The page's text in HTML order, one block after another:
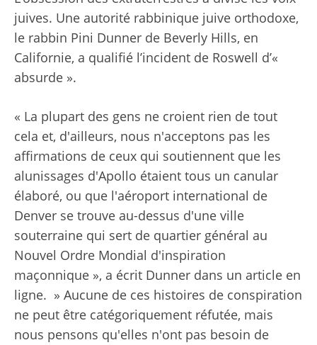
juives. Une autorité rabbinique juive orthodoxe,
le rabbin Pini Dunner de Beverly Hills, en
Californie, a qualifié l’incident de Roswell d’«
absurde ».
« La plupart des gens ne croient rien de tout
cela et, d'ailleurs, nous n'acceptons pas les
affirmations de ceux qui soutiennent que les
alunissages d'Apollo étaient tous un canular
élaboré, ou que l'aéroport international de
Denver se trouve au-dessus d'une ville
souterraine qui sert de quartier général au
Nouvel Ordre Mondial d'inspiration
maçonnique », a écrit Dunner dans un article en
ligne. » Aucune de ces histoires de conspiration
ne peut être catégoriquement réfutée, mais
nous pensons qu'elles n'ont pas besoin de